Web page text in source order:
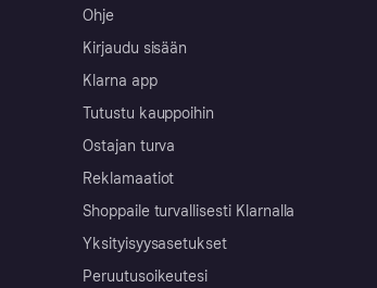
Ohje
Kirjaudu sisään
Klarna app
Tutustu kauppoihin
Ostajan turva
Reklamaatiot
Shoppaile turvallisesti Klarnalla
Yksityisyysasetukset
Peruutusoikeutesi